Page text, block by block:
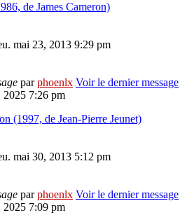
de James Cameron)
mai 23, 2013 9:29 pm
parphoenlx Voir le dernier message
2025 7:26 pm
(1997, de Jean-Pierre Jeunet)
mai 30, 2013 5:12 pm
parphoenlx Voir le dernier message
2025 7:09 pm